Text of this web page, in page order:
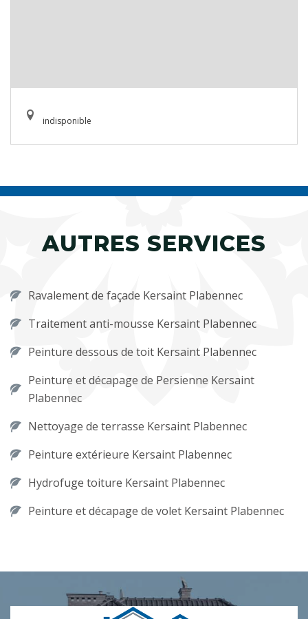
indisponible
AUTRES SERVICES
Ravalement de façade Kersaint Plabennec
Traitement anti-mousse Kersaint Plabennec
Peinture dessous de toit Kersaint Plabennec
Peinture et décapage de Persienne Kersaint
Plabennec
Nettoyage de terrasse Kersaint Plabennec
Peinture extérieure Kersaint Plabennec
Hydrofuge toiture Kersaint Plabennec
Peinture et décapage de volet Kersaint Plabennec